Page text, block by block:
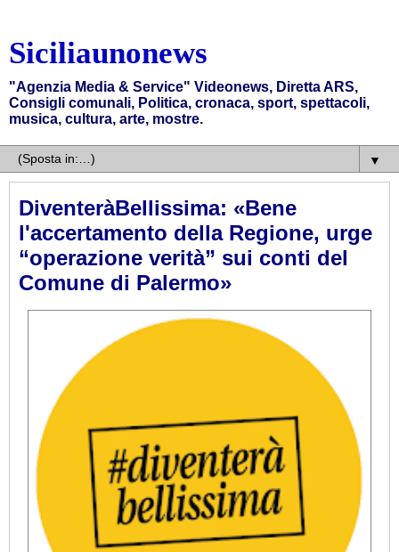
Siciliaunonews
"Agenzia Media & Service" Videonews, Diretta ARS,
Consigli comunali, Politica, cronaca, sport, spettacoli,
musica, cultura, arte, mostre.
▼
DiventeràBellissima: «Bene
l'accertamento della Regione, urge
“operazione verità” sui conti del
Comune di Palermo»